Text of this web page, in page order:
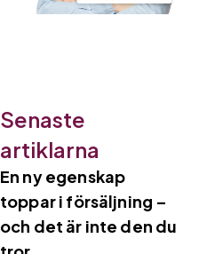
Senaste
artiklarna
En ny egenskap
toppar i försäljning –
och det är inte den du